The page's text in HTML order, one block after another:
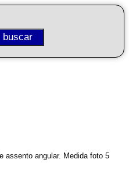
assento angular. Medida foto 5